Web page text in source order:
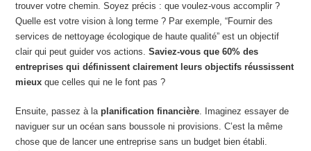
trouver votre chemin. Soyez précis : que voulez-vous accomplir ?
Quelle est votre vision à long terme ? Par exemple, “Fournir des
services de nettoyage écologique de haute qualité” est un objectif
clair qui peut guider vos actions.Saviez-vous que 60% des
entreprises qui définissent clairement leurs objectifs réussissent
mieux que celles qui ne le font pas ?
Ensuite, passez à laplanification financière. Imaginez essayer de
naviguer sur un océan sans boussole ni provisions. C’est la même
chose que de lancer une entreprise sans un budget bien établi.